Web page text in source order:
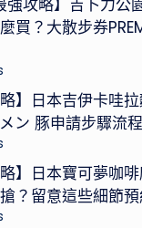
強攻略】吉卜力公
買？大散步券
略】日本吉伊卡哇
ン 豚申請步驟流
略】日本寶可夢
？留意這些細節預